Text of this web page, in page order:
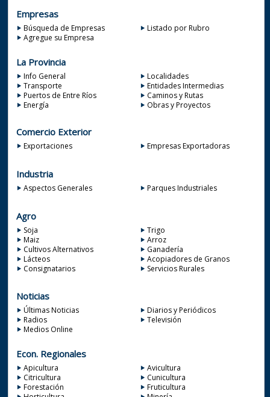
Empresas
Búsqueda de Empresas
Listado por Rubro
Agregue su Empresa
La Provincia
Info General
Localidades
Transporte
Entidades Intermedias
Puertos de Entre Ríos
Caminos y Rutas
Energía
Obras y Proyectos
Comercio Exterior
Exportaciones Empresas Exportadoras
Industria
Aspectos Generales Parques Industriales
Agro
Soja
Trigo
Maiz
Arroz
Cultivos Alternativos
Ganadería
Lácteos
Acopiadores de Granos
Consignatarios
Servicios Rurales
Noticias
Últimas Noticias
Diarios y Periódicos
Radios
Televisión
Medios Online
Econ. Regionales
Apicultura
Avicultura
Citricultura
Cunicultura
Forestación
Fruticultura